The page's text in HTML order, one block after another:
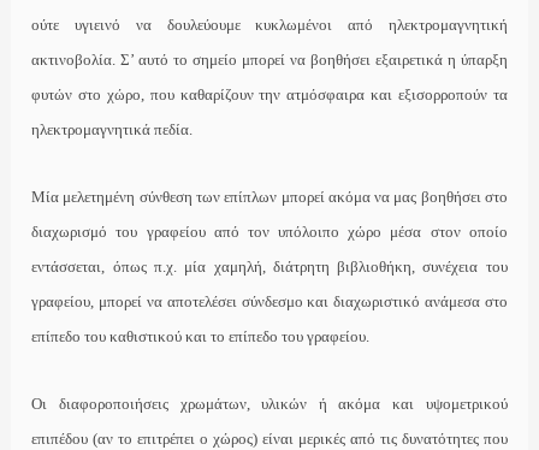
ούτε υγιεινό να δουλεύουμε κυκλωμένοι από ηλεκτρομαγνητική
ακτινοβολία. Σ’ αυτό το σημείο μπορεί να βοηθήσει εξαιρετικά η ύπαρξη
φυτών στο χώρο, που καθαρίζουν την ατμόσφαιρα και εξισορροπούν τα
ηλεκτρομαγνητικά πεδία.
Μία μελετημένη σύνθεση των επίπλων μπορεί ακόμα να μας βοηθήσει στο
διαχωρισμό του γραφείου από τον υπόλοιπο χώρο μέσα στον οποίο
εντάσσεται, όπως π.χ. μία χαμηλή, διάτρητη βιβλιοθήκη, συνέχεια του
γραφείου, μπορεί να αποτελέσει σύνδεσμο και διαχωριστικό ανάμεσα στο
επίπεδο του καθιστικού και το επίπεδο του γραφείου.
Οι διαφοροποιήσεις χρωμάτων, υλικών ή ακόμα και υψομετρικού
επιπέδου (αν το επιτρέπει ο χώρος) είναι μερικές από τις δυνατότητες που